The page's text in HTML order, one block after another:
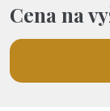
Cena na